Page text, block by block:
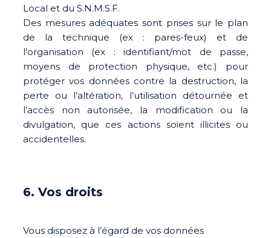
Local et du S.N.M.S.F.
Des mesures adéquates sont prises sur le plan
de la technique (ex : pares-feux) et de
l’organisation (ex : identifiant/mot de passe,
moyens de protection physique, etc.) pour
protéger vos données contre la destruction, la
perte ou l’altération, l’utilisation détournée et
l’accès non autorisée, la modification ou la
divulgation, que ces actions soient illicites ou
accidentelles.
6. Vos droits
Vous disposez à l’égard de vos données